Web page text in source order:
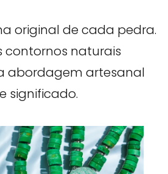
original de cada pedra.
contornos naturais
abordagem artesanal
significado.